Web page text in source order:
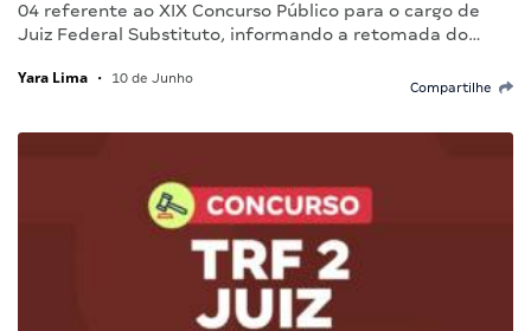
04 referente ao XIX Concurso Público para o cargo de
Juiz Federal Substituto, informando a retomada do…
Yara Lima • 10 de Junho
Compartilhe